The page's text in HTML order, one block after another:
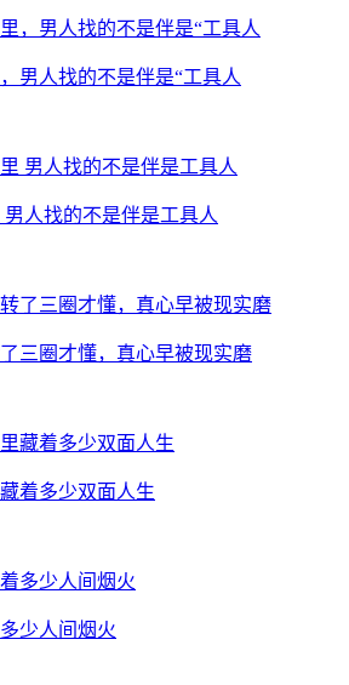
男人找的不是伴是“工具人
人找的不是伴是工具人
三圈才懂，真心早被现实磨
着多少双面人生
少人间烟火